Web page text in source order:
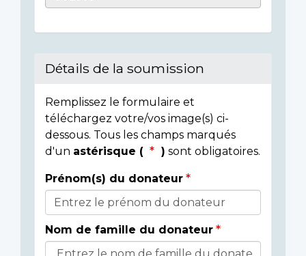
Détails de la soumission
Remplissez le formulaire et
téléchargez votre/vos image(s) ci-
dessous. Tous les champs marqués
d'un astérisque ( ) sont obligatoires.
Détails
du
donateur
Prénom(s) du donateur
Nom de famille du donateur